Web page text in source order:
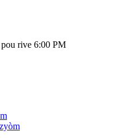
rive 6:00 PM